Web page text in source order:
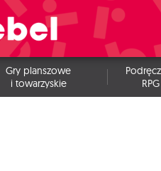
Gry planszowe
i towarzyskie
RPG